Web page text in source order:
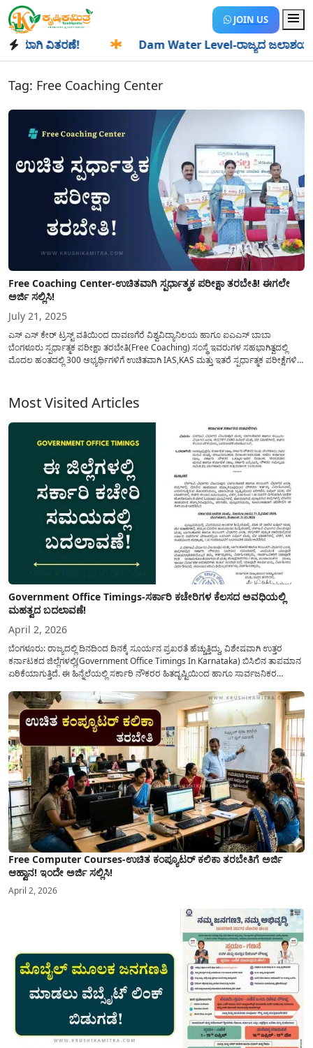
JOIN US
ವಿತರಣೆ! Dam Water Level-ರಾಜ್ಯದ ಜಲಾಶಯಗಳಿಗೆ
Tag: Free Coaching Center
Free Coaching Center-ಉಚಿತವಾಗಿ ಸ್ಪರ್ಧಾತ್ಮಕ ಪರೀಕ್ಷಾ ತರಬೇತಿ! ಈಗಲೇ
ಅರ್ಜಿ ಸಲ್ಲಿಸಿ!
July 21, 2025
ಎಸ್ ಎಸ್ ಕೇರ್ ಟ್ರಸ್ಟ್ ವತಿಯಿಂದ ದಾವಣಗೆರೆ ವಿಶ್ವವಿದ್ಯಾನಿಲಯ ಹಾಗೂ ಐಎಎಸ್ ಬಾಬಾ
ಬೆಂಗಳೂರು ಸ್ಪರ್ಧಾತ್ಮಕ ಪರೀಕ್ಷಾ ತರಬೇತಿ(Free Coaching) ಸಂಸ್ಥೆ ಇವರುಗಳ ಸಹಭಾಗಿತ್ವದಲ್ಲಿ
ಮೊದಲ ಹಂತದಲ್ಲಿ 300 ಅಭ್ಯರ್ಥಿಗಳಿಗೆ ಉಚಿತವಾಗಿ IAS,KAS ಮತ್ತು ಇತರೆ ಸ್ಪರ್ಧಾತ್ಮಕ ಪರೀಕ್ಷೆಗಳಿಗೆ
Most Visited Articles
Government Office Timings-ಸರ್ಕಾರಿ ಕಚೇರಿಗಳ ಕೆಲಸದ ಅವಧಿಯಲ್ಲಿ
ಮಹತ್ವದ ಬದಲಾವಣೆ!
April 2, 2026
ಬೆಂಗಳೂರು: ರಾಜ್ಯದಲ್ಲಿ ದಿನದಿಂದ ದಿನಕ್ಕೆ ಸೂರ್ಯನ ಪ್ರಖರತೆ ಹೆಚ್ಚುತ್ತಿದ್ದು, ವಿಶೇಷವಾಗಿ ಉತ್ತರ
ಕರ್ನಾಟಕದ ಜಿಲ್ಲೆಗಳಲ್ಲಿ(Government Office Timings In Karnataka) ಬಿಸಿಲಿನ ತಾಪಮಾನ
ಏರಿಕೆಯಾಗುತ್ತಿದೆ. ಈ ಹಿನ್ನೆಲೆಯಲ್ಲಿ ಸರ್ಕಾರಿ ನೌಕರರ ಹಿತದೃಷ್ಟಿಯಿಂದ ಹಾಗೂ ಸಾರ್ವಜನಿಕರ
ಮತ್ತು ಕಲ್ಯಾಣ ಕರ್ನಾಟಕದ ಒಟ್ಟು 9 ಜಿಲ್ಲೆಗಳಲ್ಲಿ ಏಪ್ರಿಲ್...
Free Computer Courses-ಉಚಿತ ಕಂಪ್ಯೂಟರ್ ಕಲಿಕಾ ತರಬೇತಿಗೆ ಅರ್ಜಿ
ಆಹ್ವಾನ! ಇಂದೇ ಅರ್ಜಿ ಸಲ್ಲಿಸಿ!
April 2, 2026